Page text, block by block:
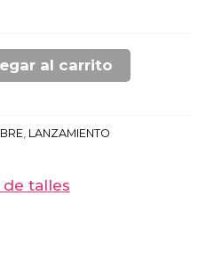
al carrito
, LANZAMIENTO
talles